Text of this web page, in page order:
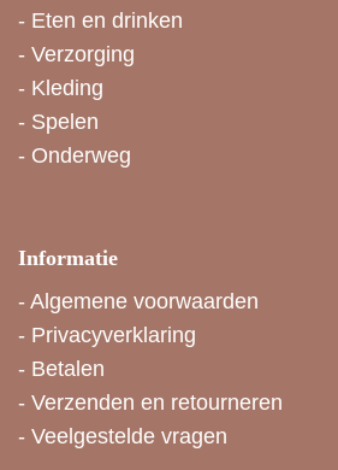
- Eten en drinken
- Verzorging
- Kleding
- Spelen
- Onderweg
Informatie
- Algemene voorwaarden
- Privacyverklaring
- Betalen
- Verzenden en retourneren
- Veelgestelde vragen